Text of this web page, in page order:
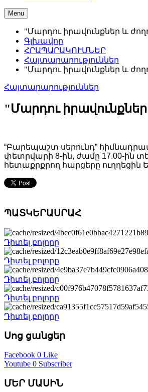
Menu
"Մարդու իրավունքներ և
Գլխավոր
ՀՐԱՊԱՐԱԿՈՒՄՆԵՐ
Հայտարարություններ
"Մարդու իրավունքներ և
Հայտարարություններ
"Մարդու
“Բարեպաշտ սերունդ”
փետրվարի 8-ին, ժամը 17.00-ին
հետաքրքրող հարցերը ուղղեցին
ՊԱՏԿԵՐԱՍՐԱՀ
Դիտել բոլորը
Դիտել բոլորը
Դիտել բոլորը
Դիտել բոլորը
Դիտել բոլորը
Սոց ցանցեր
Facebook 0 Like
Youtube 0 Subscriber
ՄԵՐ ՄԱՍԻՆ